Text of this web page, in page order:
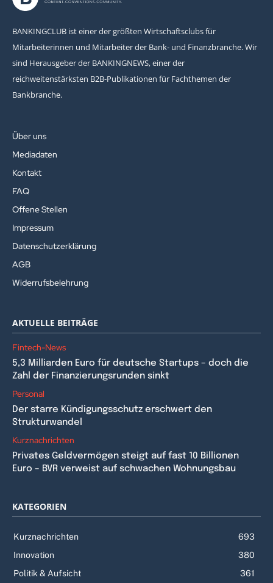
BANKINGCLUB ist einer der größten Wirtschaftsclubs für
Mitarbeiterinnen und Mitarbeiter der Bank- und Finanzbranche. Wir
sind Herausgeber der BANKINGNEWS, einer der
reichweitenstärksten B2B-Publikationen für Fachthemen der
Bankbranche.
Über uns
Mediadaten
Kontakt
FAQ
Offene Stellen
Impressum
Datenschutzerklärung
AGB
Widerrufsbelehrung
AKTUELLE BEITRÄGE
Fintech-News
5,3 Milliarden Euro für deutsche Startups – doch die
Zahl der Finanzierungsrunden sinkt
Personal
Der starre Kündigungsschutz erschwert den
Strukturwandel
Kurznachrichten
Privates Geldvermögen steigt auf fast 10 Billionen
Euro – BVR verweist auf schwachen Wohnungsbau
KATEGORIEN
Kurznachrichten
693
Innovation
380
Politik & Aufsicht
361